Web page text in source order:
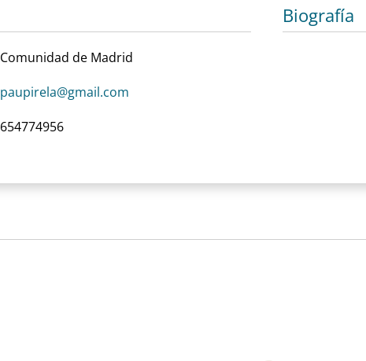
Comunidad de Madrid
paupirela@gmail.com
654774956
Biografía